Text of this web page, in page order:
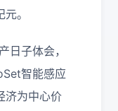
。
日子体会，
智能感应
济为中心价